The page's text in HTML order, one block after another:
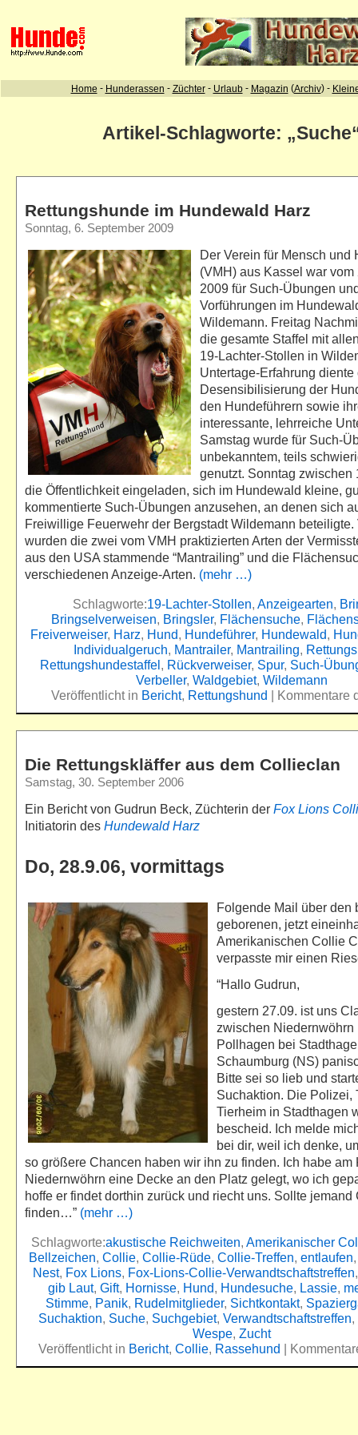
Artikel-Schlagworte:
Rettungshunde im Hundewald Harz
Sonntag, 6. September 2009
Der Verein für Mensch und
(VMH) aus Kassel war vom
2009 für Such-Übungen
Vorführungen im
Wildemann. Freitag
die gesamte Staffel mit
19-Lachter-Stollen in
Untertage-Erfahrung diente
Desensibilisierung der
den Hundeführern sowie
interessante, lehrreiche
Samstag wurde für Such-
unbekanntem, teils
genutzt. Sonntag zwischen
die Öffentlichkeit eingeladen, sich im Hundewald kleine,
kommentierte Such-Übungen anzusehen, an denen sich
Freiwillige Feuerwehr der Bergstadt Wildemann beteiligte.
wurden die zwei vom VMH praktizierten Arten der
aus den USA stammende “Mantrailing” und die
verschiedenen Anzeige-Arten. (mehr …)
Schlagworte:19-Lachter-Stollen, Anzeigearten,
Bringselverweisen, Bringsler, Flächensuche,
Freiverweiser, Harz, Hund, Hundeführer, Hundewald,
Individualgeruch, Mantrailer, Mantrailing,
Rettungshundestaffel, Rückverweiser, Spur, Such-
Verbeller, Waldgebiet, Wildemann
Veröffentlicht in Bericht, Rettungshund | Kommentare
Die Rettungskläffer aus dem Collieclan
Samstag, 30. September 2006
Ein Bericht von Gudrun Beck, Züchterin der Fox Lions
Initiatorin des Hundewald Harz
Do, 28.9.06, vormittags
Folgende Mail über den
geborenen, jetzt
Amerikanischen Collie
verpasste mir einen
“Hallo Gudrun,
gestern 27.09. ist uns
zwischen Niedernwöhrn
Pollhagen bei
Schaumburg (NS)
Bitte sei so lieb und
Suchaktion. Die Polizei,
Tierheim in Stadthagen
bescheid. Ich melde
bei dir, weil ich denke,
so größere Chancen haben wir ihn zu finden. Ich habe am
Niedernwöhrn eine Decke an den Platz gelegt, wo ich
hoffe er findet dorthin zurück und riecht uns. Sollte jemand
finden…” (mehr …)
Schlagworte:akustische Reichweiten, Amerikanischer
Bellzeichen, Collie, Collie-Rüde, Collie-Treffen, entlaufen
Nest, Fox Lions, Fox-Lions-Collie-Verwandtschaftstreffen
gib Laut, Gift, Hornisse, Hund, Hundesuche, Lassie,
Stimme, Panik, Rudelmitglieder, Sichtkontakt,
Suchaktion, Suche, Suchgebiet, Verwandtschaftstreffen,
Wespe, Zucht
Veröffentlicht in Bericht, Collie, Rassehund |